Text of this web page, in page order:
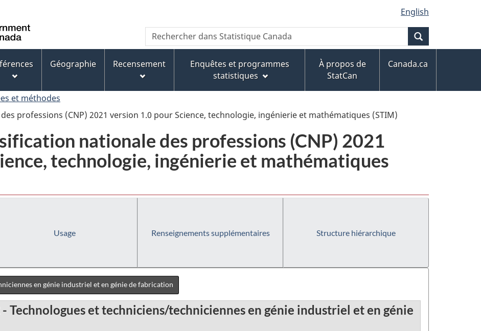
au
contenu
principal
« À
propos
de
ce
version
HTML
simplifiée
English
Canada
Recherche
Rechercher
dans
Canada
Géographie Recensement
Enquêtes et programmes
statistiques
À propos de
StatCan
Canada.ca
et méthodes
professions (CNP) 2021 version 1.0 pour Science, technologie, ingénierie et mathématiques (STIM)
nationale des professions (CNP) 2021
technologie, ingénierie et mathématiques
Usage Renseignements supplémentaires Structure hiérarchique
en génie industriel et en génie de fabrication
- Technologues et techniciens/techniciennes en génie industriel et en génie